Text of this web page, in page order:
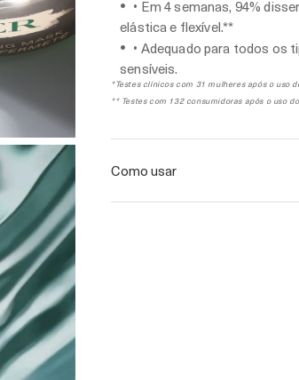
• Em 4 semanas, 94%
elástica e flexível.**
• Adequado para todos os
sensíveis.
*Testes clínicos com 31 mulheres após o uso
** Testes com 132 consumidoras após o uso
Como usar